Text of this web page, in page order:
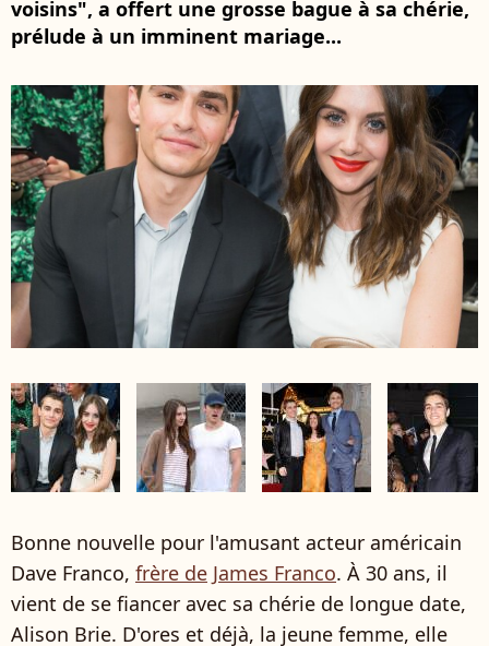
voisins", a offert une grosse bague à sa chérie,
prélude à un imminent mariage...
Bonne nouvelle pour l'amusant acteur américain
Dave Franco, frère de James Franco. À 30 ans, il
vient de se fiancer avec sa chérie de longue date,
Alison Brie. D'ores et déjà, la jeune femme, elle